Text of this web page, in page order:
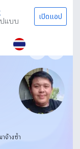
ปแบบ เปิดแอป
จ้างซ้ำ